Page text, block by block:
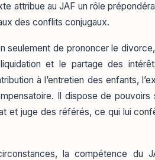
attribue au JAF un rôle
des conflits conjugaux.
seulement de prononcer le
et le partage des
à l’entretien des enfants,
Il dispose de pouvoirs
et juge des référés, ce qui lui
la compétence du